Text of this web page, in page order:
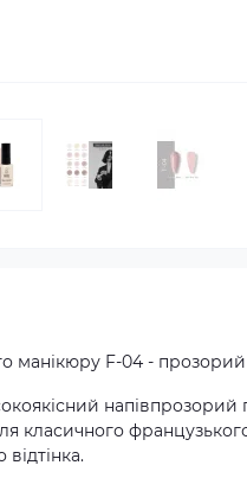
манікюру F-04 -
класичного